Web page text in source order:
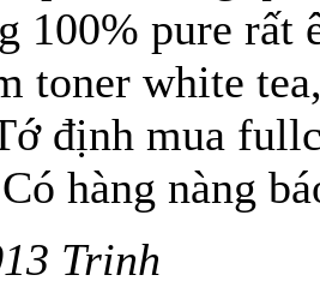
100% pure
toner white
định mua
hàng nàng
Trinh